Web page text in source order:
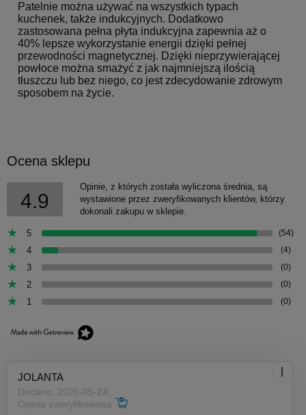
Patelnie można używać na wszystkich typach
kuchenek, także indukcyjnych. Dodatkowo
zastosowana pełna płyta indukcyjna zapewnia aż o
40% lepsze wykorzystanie energii dzięki pełnej
przewodności magnetycznej. Dzięki nieprzywierającej
powłoce można smażyć z jak najmniejszą ilością
tłuszczu lub bez niego, co jest zdecydowanie zdrowym
sposobem na życie.
Ocena sklepu
4.9
Opinie, z których została wyliczona średnia, są
wystawione przez zweryfikowanych klientów, którzy
dokonali zakupu w sklepie.
5 (54)
4 (4)
3 (0)
2 (0)
1 (0)
JOLANTA
Dodano: 2026-05-24
Opinia zweryfikowana